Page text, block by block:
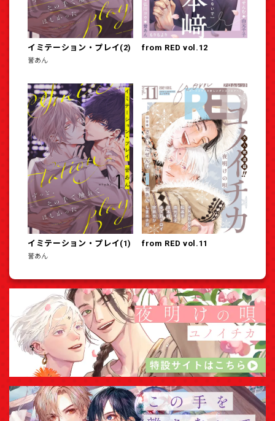
イミテーション・プレイ(2)
誉あん
from RED vol.12
イミテーション・プレイ(1)
誉あん
from RED vol.11